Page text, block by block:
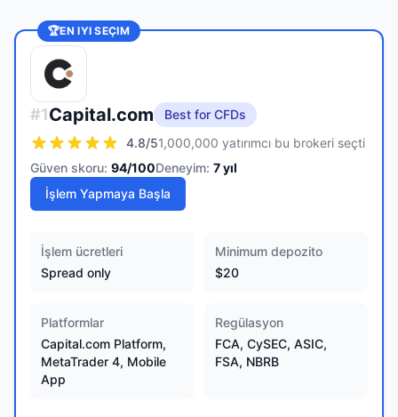
🏆EN IYI SEÇIM
#1Capital.com
Best for CFDs
4.8/51,000,000 yatırımcı bu brokeri seçti
Güven skoru: 94/100Deneyim: 7yıl
İşlem Yapmaya Başla
İşlem ücretleri
Spread only
Minimum depozito
$20
Platformlar
Capital.com Platform,
MetaTrader 4, Mobile
App
Regülasyon
FCA, CySEC, ASIC,
FSA, NBRB